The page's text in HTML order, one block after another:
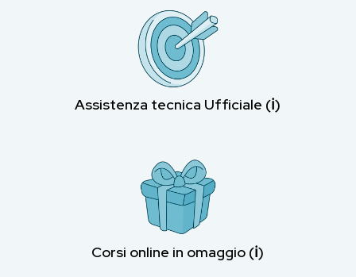
Assistenza tecnica Ufficiale (ℹ︎)
Corsi online in omaggio (ℹ︎)